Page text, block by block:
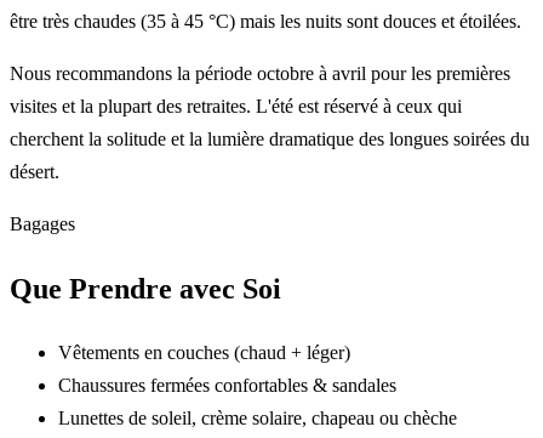
être très chaudes (35 à 45 °C) mais les nuits sont douces et étoilées.
Nous recommandons la période octobre à avril pour les premières
visites et la plupart des retraites. L'été est réservé à ceux qui
cherchent la solitude et la lumière dramatique des longues soirées du
désert.
Bagages
Que Prendre avec Soi
Vêtements en couches (chaud + léger)
Chaussures fermées confortables & sandales
Lunettes de soleil, crème solaire, chapeau ou chèche